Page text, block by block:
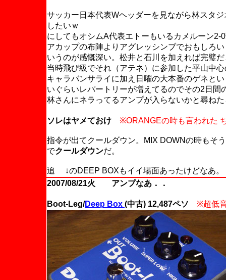
サッカー日本代表Wヘッダーを見ながら林スタ
したいｗ
にしてもオシムA代表エトーもいるカメルーン
アカップの布陣よりアグレッシンブでおもしろ
いうのが感慨深い。松井と石川を加えれば完璧
当時飛び級でそれ（アテネ）に参加した平山中
キャラバンサライに加え日曜の大本番のゲネと
いぐらいレパートリーが増えてるのでその2日
林さんにネラってるアンプが入らないかと尋ねた
ソレはヤメておけ ※ORANGEの時も言われた
指令が出てクールダウン。MIX DOWNの時もそ
でクールダウンだ。
追 ↓のDEEP BOXもイイ場面あったけどなあ。
2007/08/21火 アンプなあ．．
Boot-Leg/Deep Box (中古) 12,487ペソ ※超低